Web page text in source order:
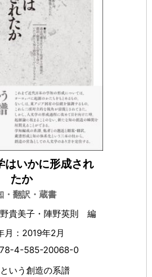
はいかに形成され
たか
・翻訳・蔵書
貴美子・陣野英則 編
月：2019年2月
4-585-20068-0
いう創造の系譜